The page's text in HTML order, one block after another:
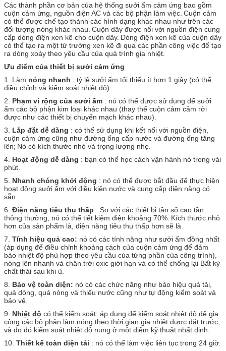
Các thành phần cơ bản của hệ thống sưởi ấm cảm ứng bao gồm
cuộn cảm ứng, nguồn điện AC và các bộ phận làm việc. Cuộn cảm
có thể được chế tạo thành các hình dạng khác nhau như trên các
đối tượng nóng khác nhau. Cuộn dây được nối với nguồn điện cung
cấp dòng điện xen kẽ cho cuộn dây. Dòng điện xen kẽ của cuộn dây
có thể tạo ra một từ trường xen kẽ đi qua các phần công việc để tạo
ra dòng xoáy theo yêu cầu của quá trình gia nhiệt.
Ưu điểm của thiết bị sưởi cảm ứng
1. Làm nóng nhanh : tỷ lệ sưởi ấm tối thiểu ít hơn 1 giây (có thể
điều chỉnh và kiểm soát nhiệt độ).
2. Phạm vi rộng của sưởi ấm : nó có thể được sử dụng để sưởi
ấm các bộ phận kim loại khác nhau (thay thế cuộn cảm cảm rời
được như các thiết bị chuyển mạch khác nhau).
3. Lắp đặt dễ dàng : có thể sử dụng khi kết nối với nguồn điện,
cuộn cảm ứng cũng như đường ống cấp nước và đường ống tăng
lên; Nó có kích thước nhỏ và trọng lượng nhẹ.
4. Hoạt động dễ dàng : bạn có thể học cách vận hành nó trong vài
phút.
5. Nhanh chóng khởi động : nó có thể được bắt đầu để thực hiện
hoạt động sưởi ấm với điều kiện nước và cung cấp điện năng có
sẵn.
6. Điện năng tiêu thụ thấp : So với các thiết bị tần số cao tần
thông thường, nó có thể tiết kiệm điện khoảng 70%. Kích thước nhỏ
hơn của sản phẩm là, điện năng tiêu thụ thấp hơn sẽ là.
7. Tính hiệu quả cao: nó có các tính năng như sưởi ấm đồng nhất
(áp dụng để điều chỉnh khoảng cách của cuộn cảm ứng để đảm
bảo nhiệt độ phù hợp theo yêu cầu của từng phần của công trình),
nóng lên nhanh và chân trời oxic giới hạn và có thể chống lại Bất kỳ
chất thải sau khi ủ.
8. Bảo vệ toàn diện: nó có các chức năng như báo hiệu quá tải,
quá dòng, quá nóng và thiếu nước cũng như tự động kiểm soát và
bảo vệ.
9. Nhiệt độ có thể kiểm soát: áp dụng để kiểm soát nhiệt độ để gia
công các bộ phận làm nóng theo thời gian gia nhiệt được đặt trước,
và do đó kiểm soát nhiệt độ nung ở một điểm kỹ thuật nhất định.
10. Thiết kế toàn diện tải : nó có thể làm việc liên tục trong 24 giờ.